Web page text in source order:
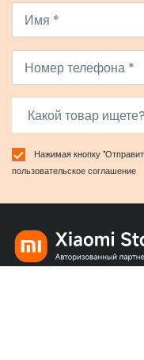
Нажимая кнопку
пользовательское соглашение